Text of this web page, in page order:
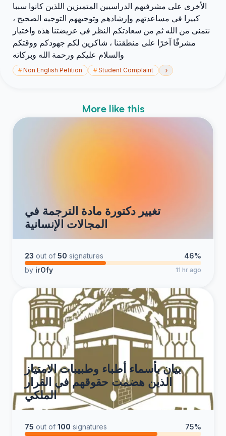
الأخرى على مشرفيهم الدراسيين المتميزين اللذين كانوا سببا
كبيرا في مساعدتهم وإرشادهم وتوجيههم التوجيه الصحيح ،
نتمنى من الله ثم من سعادتكم النظر في عريضتنا هذه واختيار
مشرفًا آخرًا على منطقتنا ، شاكرين لكم جهودكم ووقتكم
والسلام عليكم ورحمة الله وبركاته
#Non English Petition #Student Complaint ›
More like this
تغيير دكتورة مادة الترجمة في
المجالات الإنسانية
23 out of 50 signatures
46%
by irOfy 11 hr ago
بيان بأسماء أطباء وطبيبات الامتياز
الذين هضمت حقوقهم في القرار
الملكي
75 out of 100 signatures
75%